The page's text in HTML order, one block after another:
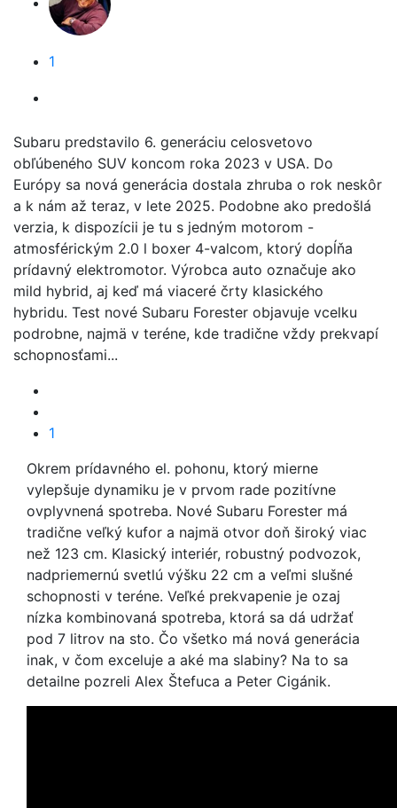
1
Subaru predstavilo 6. generáciu celosvetovo
obľúbeného SUV koncom roka 2023 v USA. Do
Európy sa nová generácia dostala zhruba o rok neskôr
a k nám až teraz, v lete 2025. Podobne ako predošlá
verzia, k dispozícii je tu s jedným motorom -
atmosférickým 2.0 l boxer 4-valcom, ktorý dopĺňa
prídavný elektromotor. Výrobca auto označuje ako
mild hybrid, aj keď má viaceré črty klasického
hybridu. Test nové Subaru Forester objavuje vcelku
podrobne, najmä v teréne, kde tradične vždy prekvapí
schopnosťami...
1
Okrem prídavného el. pohonu, ktorý mierne
vylepšuje dynamiku je v prvom rade pozitívne
ovplyvnená spotreba. Nové Subaru Forester má
tradične veľký kufor a najmä otvor doň široký viac
než 123 cm. Klasický interiér, robustný podvozok,
nadpriemernú svetlú výšku 22 cm a veľmi slušné
schopnosti v teréne. Veľké prekvapenie je ozaj
nízka kombinovaná spotreba, ktorá sa dá udržať
pod 7 litrov na sto. Čo všetko má nová generácia
inak, v čom exceluje a aké ma slabiny? Na to sa
detailne pozreli Alex Štefuca a Peter Cigánik.